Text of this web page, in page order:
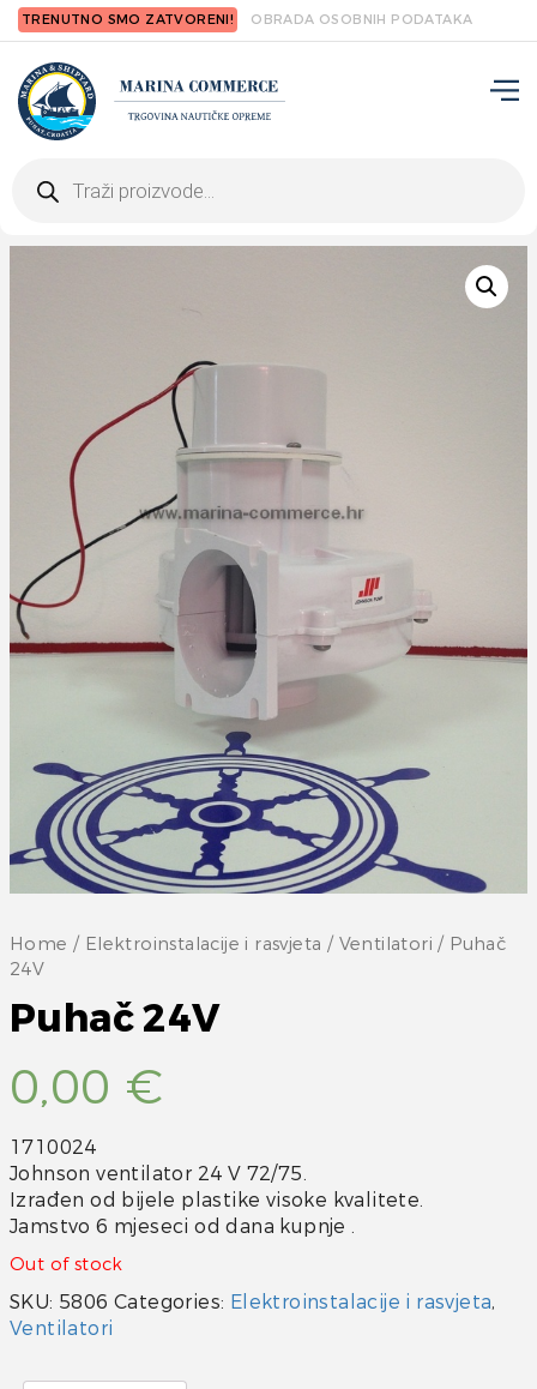
TRENUTNO SMO ZATVORENI! OBRADA OSOBNIH PODATAKA
search
Home / Elektroinstalacije i rasvjeta / Ventilatori / Puhač
24V
Puhač 24V
0,00 €
1710024
Johnson ventilator 24 V 72/75.
Izrađen od bijele plastike visoke kvalitete.
Jamstvo 6 mjeseci od dana kupnje .
Out of stock
SKU: 5806 Categories: Elektroinstalacije i rasvjeta,
Ventilatori